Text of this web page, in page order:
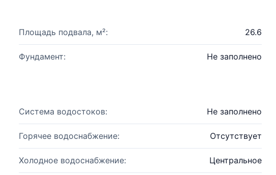
Площадь подвала, м²: 26.6
Фундамент: Не заполнено
Система водостоков: Не заполнено
Горячее водоснабжение: Отсутствует
Холодное водоснабжение: Центральное